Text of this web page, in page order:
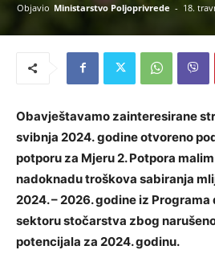
Objavio Ministarstvo Poljoprivrede - 18.
Obavještavamo zainteresirane
svibnja 2024. godine otvoreno
potporu za Mjeru 2. Potpora
nadoknadu troškova sabiranja
2024. – 2026. godine iz
sektoru stočarstva zbog
potencijala za 2024. godinu.